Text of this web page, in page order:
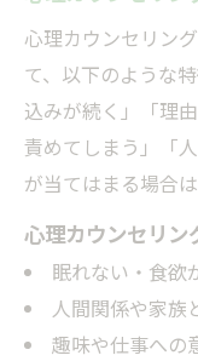
心理カウンセリン
て、以下のような
込みが続く」「理
責めてしまう」「
が当てはまる場合
心理カウンセリン
眠れない・食欲
人間関係や家族
趣味や仕事への